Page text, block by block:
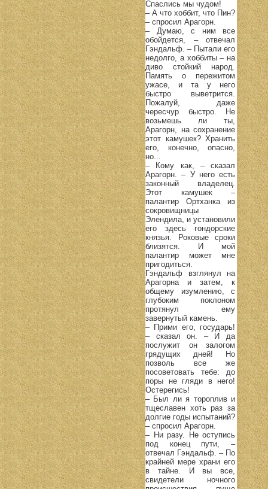
Спаслись мы чудом!
– А что хоббит, что Пин?
– спросил Арагорн.
– Думаю, с ним все
обойдется, – отвечал
Гэндальф. – Пытали его
недолго, а хоббиты – на
диво стойкий народ.
Память о пережитом
ужасе, и та у него
быстро выветрится.
Пожалуй, даже
чересчур быстро. Не
возьмешь ли ты,
Арагорн, на сохранение
этот камушек? Хранить
его, конечно, опасно,
но...
– Кому как, – сказал
Арагорн. – У него есть
законный владелец.
Этот камушек –
палантир Ортханка из
сокровищницы
Элендила, и установили
его здесь гондорские
князья. Роковые сроки
близятся. И мой
палантир может мне
пригодиться.
Гэндальф взглянул на
Арагорна и затем, к
общему изумлению, с
глубоким поклоном
протянул ему
завернутый камень.
– Прими его, государь!
– сказал он. – И да
послужит он залогом
грядущих дней! Но
позволь все же
посоветовать тебе: до
поры не гляди в него!
Остерегись!
– Был ли я тороплив и
тщеславен хоть раз за
долгие годы испытаний?
– спросил Арагорн.
– Ни разу. Не оступись
под конец пути, –
отвечал Гэндальф. – По
крайней мере храни его
в тайне. И вы все,
свидетели ночного